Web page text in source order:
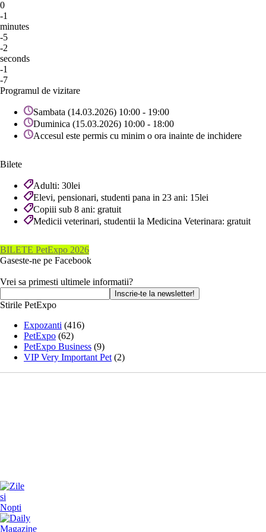
0
-1
minutes
-5
-2
seconds
-1
-7
Programul de vizitare
Sambata (14.03.2026) 10:00 - 19:00
Duminica (15.03.2026) 10:00 - 18:00
Accesul este permis cu minim o ora inainte de inchidere
Bilete
Adulti: 30lei
Elevi, pensionari, studenti pana in 23 ani: 15lei
Copiii sub 8 ani: gratuit
Medicii veterinari, studentii la Medicina Veterinara: gratuit
BILETE PetExpo 2026
Gaseste-ne pe Facebook
Vrei sa primesti ultimele informatii?
Stirile PetExpo
Expozanti (416)
PetExpo (62)
PetExpo Business (9)
VIP Very Important Pet (2)